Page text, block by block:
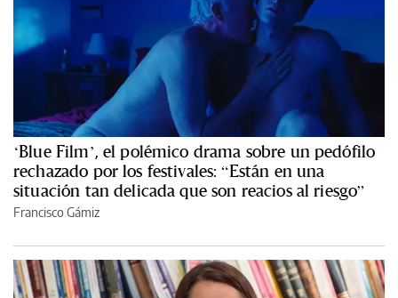
‘Blue Film’, el polémico drama sobre un pedófilo
rechazado por los festivales: “Están en una
situación tan delicada que son reacios al riesgo”
Francisco Gámiz